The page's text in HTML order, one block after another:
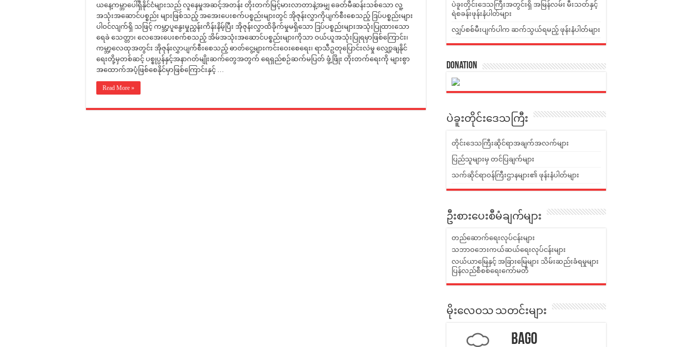
ယနေ့ကမ္ဘာပေါ်ရှိနိုင်ငံများသည် လူနေမှုအဆင့်အတန်း တိုးတက်မြင့်မားလာတာနဲ့အမျှ ခေတ်မီဆန်းသစ်သော လူ့
အသုံးအဆောင်ပစ္စည်း များဖြစ်သည့် အအေးပေးစက်ပစ္စည်းများတွင် အိုဇုန်းလွှာကိုပျက်စီးစေသည့် ဒြပ်ပစ္စည်းများ
ပါဝင်လျက်ရှိ သဖြင့် ကမ္ဘာ့ပူနွေးမှုညွှန်းကိန်းနိမ့်ပြီး အိုဇုန်းလွှာထိခိုက်မှုမရှိသော ဒြပ်ပစ္စည်းများအသုံးပြုထားသော
ရေခဲ သေတ္တာ၊ လေအေးပေးစက်စသည့် အိမ်အသုံးအဆောင်ပစ္စည်းများကိုသာ ဝယ်ယူအသုံးပြုရမှာဖြစ်ကြောင်း၊
ကမ္ဘာ့လေထုအတွင်း အိုဇုန်းလွှာပျက်စီးစေသည့် ဓာတ်ငွေ့များကင်းဝေးစေရေး၊ ရာသီဥတုပြောင်းလဲမှု လျှော့ချနိုင်
ရေးတို့မှတစ်ဆင့် ပစ္စုပ္ပန်နှင့်အနာဂတ်မျိုးဆက်တွေအတွက် ရေရှည်စဉ်ဆက်မပြတ် ဖွံ့ဖြိုး တိုးတက်ရေးကို များစွာ
အထောက်အပံ့ဖြစ်စေနိုင်မှာဖြစ်ကြောင်းနှင့် …
Read More »
ပဲခူးတိုင်းဒေသကြီးအတွင်းရှိ အမြန်လမ်း မီးသတ်နှင့်
ရဲစခန်းဖုန်းနံပါတ်များ
လျှပ်စစ်မီးပျက်ပါက ဆက်သွယ်ရမည့် ဖုန်းနံပါတ်များ
Donation
ပဲခူးတိုင်းဒေသကြီး
တိုင်းဒေသကြီးဆိုင်ရာအချက်အလက်များ
ပြည်သူများမှ တင်ပြချက်များ
သက်ဆိုင်ရာဝန်ကြီးဌာနများ၏ ဖုန်းနံပါတ်များ
ဦးစားပေးစီမံချက်များ
တည်ဆောက်ရေးလုပ်ငန်းများ
သဘာဝဘေးကယ်ဆယ်ရေးလုပ်ငန်းများ
လယ်ယာမြေနှင့် အခြားမြေများ သိမ်းဆည်းခံရမှုများ
ပြန်လည်စီစစ်ရေးကော်မတီ
မိုးလေဝသ သတင်းများ
Bago